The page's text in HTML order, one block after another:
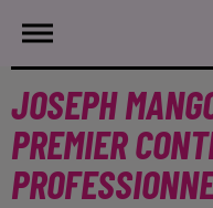
JOSEPH
PREMIER